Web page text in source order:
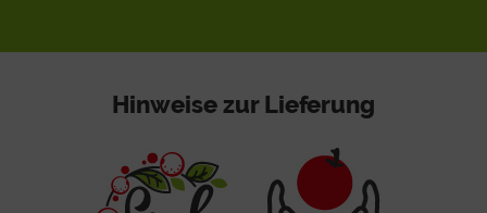
Hinweise zur Lieferung